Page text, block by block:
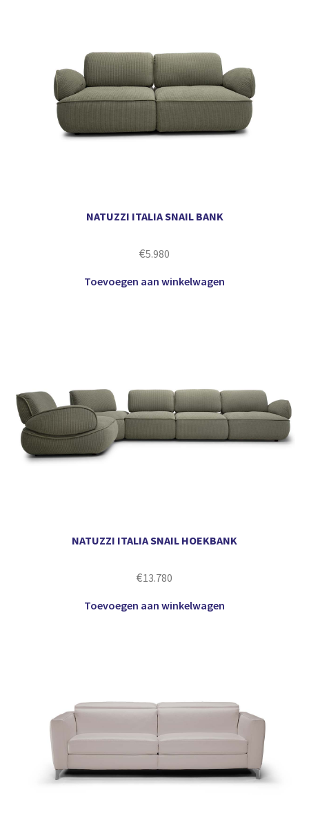
NATUZZI ITALIA SNAIL BANK
€5.980
Toevoegen aan winkelwagen
NATUZZI ITALIA SNAIL HOEKBANK
€13.780
Toevoegen aan winkelwagen